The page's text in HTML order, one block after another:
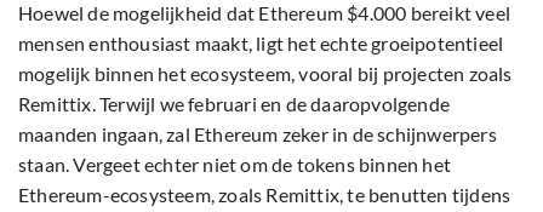
Hoewel de mogelijkheid dat Ethereum $4.000 bereikt veel
mensen enthousiast maakt, ligt het echte groeipotentieel
mogelijk binnen het ecosysteem, vooral bij projecten zoals
Remittix. Terwijl we februari en de daaropvolgende
maanden ingaan, zal Ethereum zeker in de schijnwerpers
staan. Vergeet echter niet om de tokens binnen het
Ethereum-ecosysteem, zoals Remittix, te benutten tijdens